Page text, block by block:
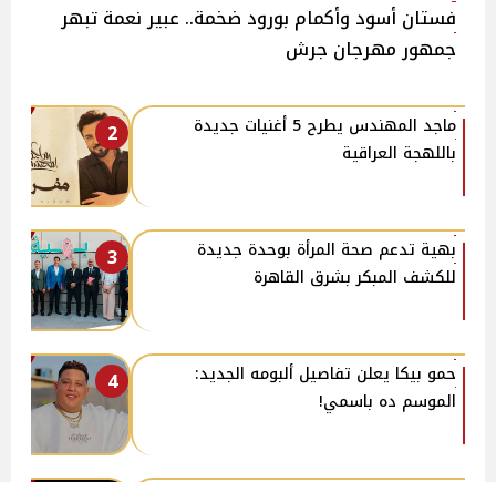
فستان أسود وأكمام بورود ضخمة.. عبير نعمة تبهر
جمهور مهرجان جرش
2
ماجد المهندس يطرح 5 أغنيات جديدة
باللهجة العراقية
3
بهية تدعم صحة المرأة بوحدة جديدة
للكشف المبكر بشرق القاهرة
4
حمو بيكا يعلن تفاصيل ألبومه الجديد:
الموسم ده باسمي!